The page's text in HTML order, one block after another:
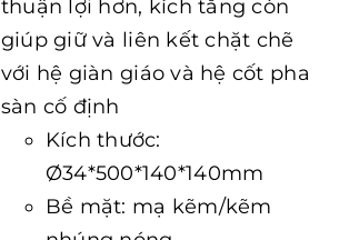
thuận lợi hơn, kích tăng còn
giúp giữ và liên kết chặt chẽ
với hệ giàn giáo và hệ cốt pha
sàn cố định
Kích thước:
Ø34*500*140*140mm
Bề mặt: mạ kẽm/kẽm